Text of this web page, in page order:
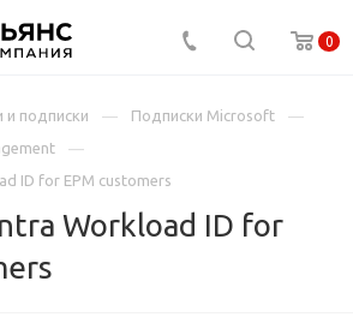
0
и подписки
Подписки Microsoft
ID for EPM customers
Workload ID for